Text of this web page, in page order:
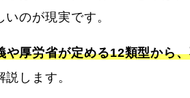
のが現実です。
や厚労省が定める12類型から
します。